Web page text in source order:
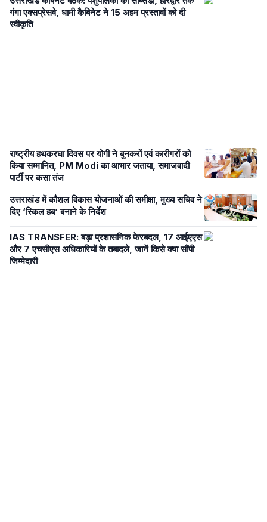
गंगा एक्सप्रेसवे, धामी कैबिनेट ने 15 अहम प्रस्तावों को दी
स्वीकृति
राष्ट्रीय हथकरघा दिवस पर योगी ने बुनकरों एवं कारीगरों को
किया सम्मानित, PM Modi का आभार जताया, समाजवादी
पार्टी पर कसा तंज
उत्तराखंड में कौशल विकास योजनाओं की समीक्षा, मुख्य सचिव ने
दिए ‘स्किल हब’ बनाने के निर्देश
IAS TRANSFER: बड़ा प्रशासनिक फेरबदल, 17 आईएएस
और 7 एचसीएस अधिकारियों के तबादले, जानें किसे क्या सौंपी
जिम्मेदारी